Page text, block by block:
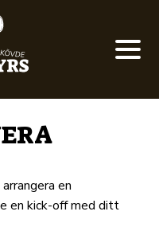
en
en kick-off med ditt